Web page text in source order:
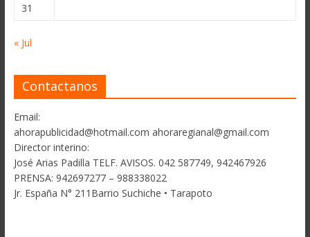
31
« Jul
Contactanos
Email:
ahorapublicidad@hotmail.com ahoraregianal@gmail.com
Director interino:
José Arias Padilla TELF. AVISOS. 042 587749, 942467926
PRENSA: 942697277 – 988338022
Jr. España N° 211Barrio Suchiche • Tarapoto